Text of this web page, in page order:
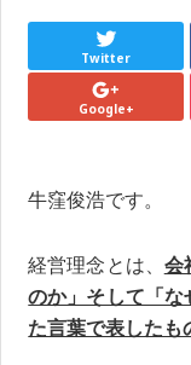
Twitter
Google+
牛窪俊浩です。
経営理念とは、 会
のか」そして「な
た言葉で表したも